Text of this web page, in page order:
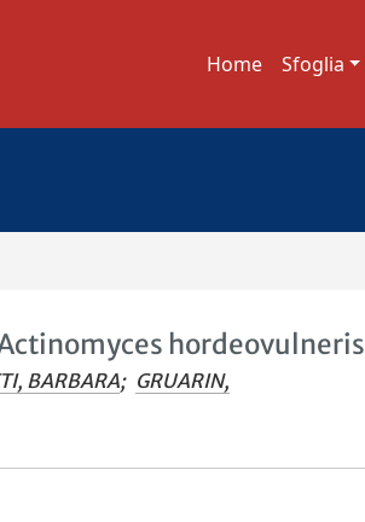
Home Sfoglia
hordeovulneris
BARBARA; GRUARIN,